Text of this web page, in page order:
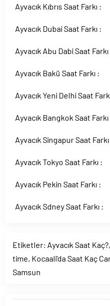
Ayvacık Kıbrıs Saat Farkı :
Ayvacık Dubai Saat Farkı :
Ayvacık Abu Dabi Saat Farkı
Ayvacık Bakü Saat Farkı :
Ayvacık Yeni Delhi Saat
Ayvacık Bangkok Saat Farkı
Ayvacık Singapur Saat
Ayvacık Tokyo Saat Farkı :
Ayvacık Pekin Saat Farkı :
Ayvacık Sdney Saat Farkı :
Etiketler: Ayvacık Saat Kaç?,
time, Kocaali'da Saat Kaç
Samsun